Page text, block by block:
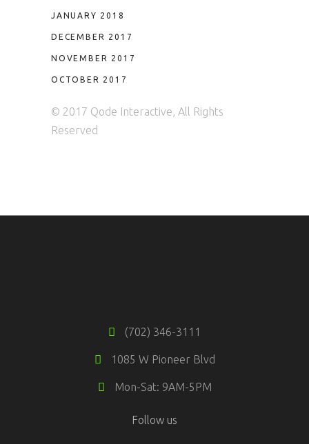
JANUARY 2018
DECEMBER 2017
NOVEMBER 2017
OCTOBER 2017
© 2017 Qode Interactive, All Rights
Reserved
(702) 346-3111
1085 W Pioneer Blvd
Mon-Sat: 9AM-5PM
Follow us